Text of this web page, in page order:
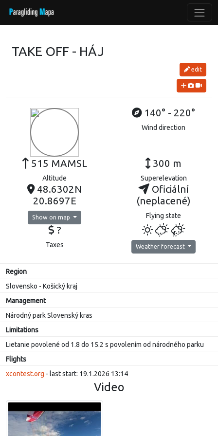
TAKE OFF - HÁJ
edit
140° - 220°
Wind direction
515 MAMSL
Altitude
300 m
Superelevation
48.6302N
20.8697E
Show on map
Oficiální
(neplacené)
Flying state
?
Taxes Weather forecast
Region
Slovensko - Košický kraj
Management
Národný park Slovenský kras
Limitations
Lietanie povolené od 1.8 do 15.2 s povolením od národného parku
Flights
xcontest.org - last start: 19.1.2026 13:14
Video